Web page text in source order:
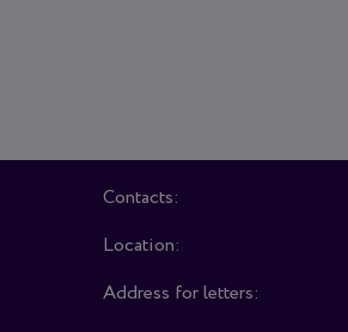
Contacts:
Location:
Address for letters: